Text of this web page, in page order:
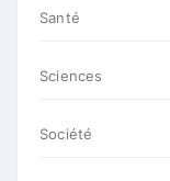
Santé
Sciences
Société